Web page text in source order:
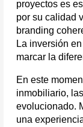
proyectos es
por su calidad
branding
La inversión
marcar la
En este
inmobiliario,
evolucionado.
una